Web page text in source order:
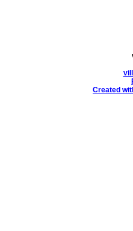
Created